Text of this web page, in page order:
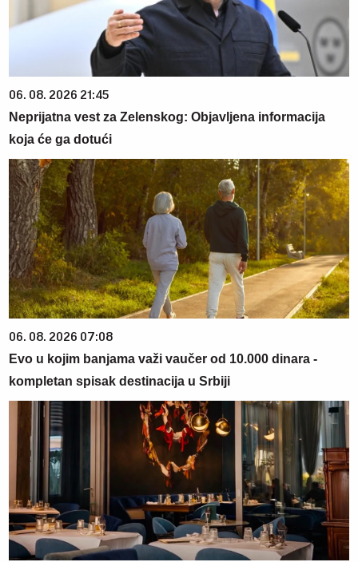
06. 08. 2026 21:45
Neprijatna vest za Zelenskog: Objavljena informacija
koja će ga dotući
06. 08. 2026 07:08
Evo u kojim banjama važi vaučer od 10.000 dinara -
kompletan spisak destinacija u Srbiji